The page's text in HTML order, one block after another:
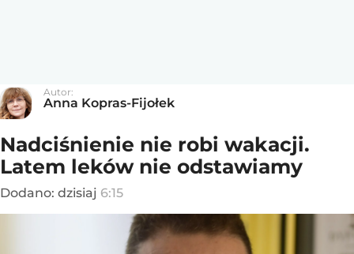
Autor:
Anna Kopras-Fijołek
Nadciśnienie nie robi wakacji.
Latem leków nie odstawiamy
Dodano: dzisiaj 6:15